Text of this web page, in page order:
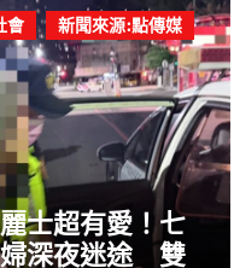
會 新聞來源:點傳媒
士超有愛！七
深夜迷途 雙